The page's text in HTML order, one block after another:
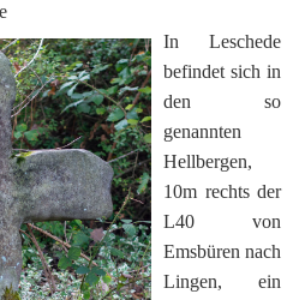
In Leschede
befindet sich in
den so
genannten
Hellbergen,
10m rechts der
L40 von
Emsbüren nach
Lingen, ein